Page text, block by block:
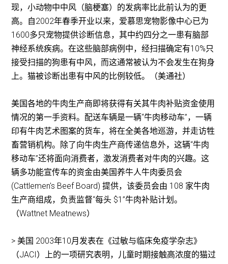
现，小动物中中风（脑梗塞）的发病率比此前认为的更
高。自2002年春季开业以来，爱慕思宠物影像中心已为
1600多只宠物提供诊断信息，其中约四分之一患有脑部
神经系统疾病。在这些脑部病例中，经扫描确定有10%只
接受扫描的狗患有中风，而这通常被认为不会发生在狗身
上。猫被诊断出患有中风的比例较低。（美通社）
美国各地的牛肉生产商即将获得有关其牛肉补贴资金使用
情况的第一手资料。配送车辆是一辆“牛肉移动车”，一辆
印有牛肉艺术图案的货车，将在全美各地巡游，并走访牲
畜营销机构。除了向牛肉生产商传递信息外，这辆“牛肉
移动车”还将面向消费者，激发消费者对牛肉的兴趣。这
辆多功能宣传车的资金由美国养牛人牛肉委员会
(Cattlemen's Beef Board) 提供，该委员会由 108 家牛肉
生产商组成，负责监督“每头 $1”牛肉补贴计划。
（Wattnet Meatnews）
> 美国 2003年10月发表在《过敏与临床免疫学杂志》
（JACI）上的一项研究表明，儿童时期接触高浓度的猫过